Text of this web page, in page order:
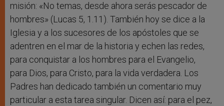
misión: «No temas, desde ahora serás pescador de
hombres» (Lucas 5, 1.11). También hoy se dice a la
Iglesia y a los sucesores de los apóstoles que se
adentren en el mar de la historia y echen las redes,
para conquistar a los hombres para el Evangelio,
para Dios, para Cristo, para la vida verdadera. Los
Padres han dedicado también un comentario muy
particular a esta tarea singular. Dicen así: para el pez,